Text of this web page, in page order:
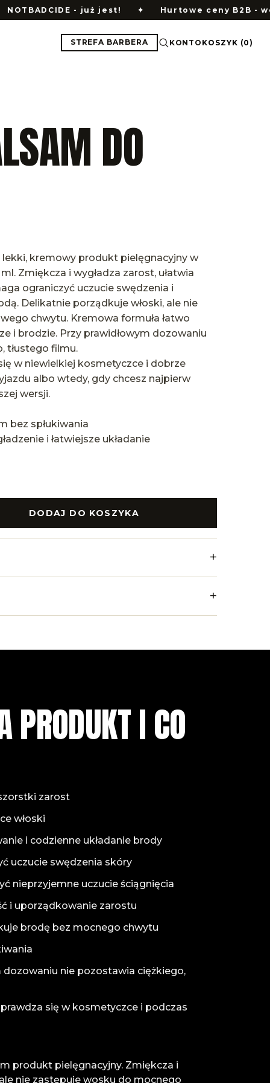
- już jest! ✦ Hurtowe ceny B2B - wejdź do
STREFA BARBERA KONTO KOSZYK (0)
DO
kremowy produkt pielęgnacyjny w
Zmiękcza i wygładza zarost, ułatwia
ograniczyć uczucie swędzenia i
Delikatnie porządkuje włoski, ale nie
chwytu. Kremowa formuła łatwo
i brodzie. Przy prawidłowym dozowaniu
tłustego filmu.
w niewielkiej kosmetyczce i dobrze
albo wtedy, gdy chcesz najpierw
wersji.
bez spłukiwania
i łatwiejsze układanie
DODAJ DO KOSZYKA
+
+
PRODUKT I CO
zarost
włoski
i codzienne układanie brody
uczucie swędzenia skóry
nieprzyjemne uczucie ściągnięcia
i uporządkowanie zarostu
brodę bez mocnego chwytu
dozowaniu nie pozostawia ciężkiego,
się w kosmetyczce i podczas
produkt pielęgnacyjny. Zmiękcza i
nie zastępuje wosku do mocnego